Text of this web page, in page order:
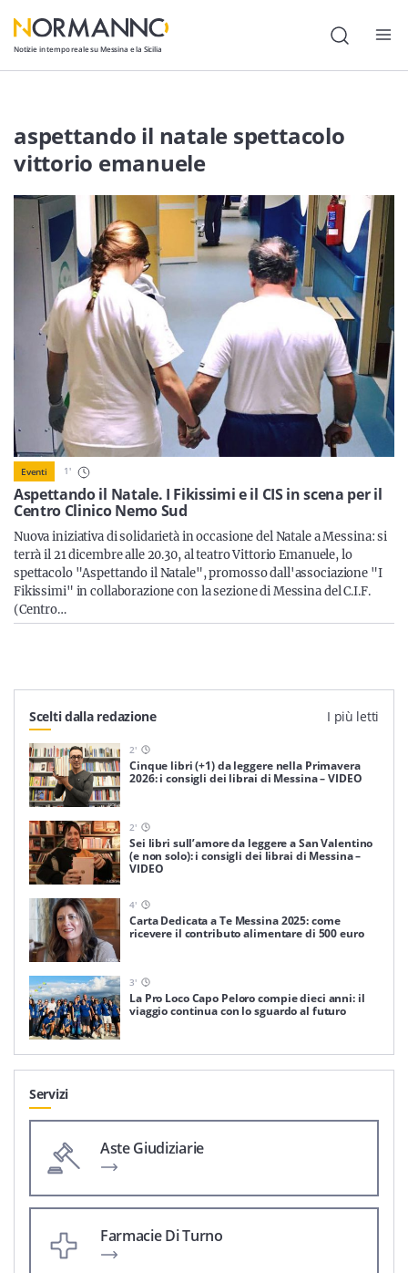
Notizie in tempo reale su Messina e la Sicilia
Attualità
Cronaca
Politica
Cultura
Lavoro
Società
Economia
Sport
Sicilia
Servizi
Resta sempre aggiornato con le ultime news, iscriviti alla
nostra newsletter
aspettando il natale spettacolo
vittorio emanuele
Aspettando il Natale. I Fikissimi e il CIS in scena per il
Centro Clinico Nemo Sud
Eventi 1'
Nuova iniziativa di solidarietà in occasione del Natale a Messina: si
terrà il 21 dicembre alle 20.30, al teatro Vittorio Emanuele, lo
spettacolo "Aspettando il Natale", promosso dall'associazione "I
Fikissimi" in collaborazione con la sezione di Messina del C.I.F.
(Centro…
Scelti dalla redazione I più letti
2'
Cinque libri (+1) da leggere nella Primavera
2026: i consigli dei librai di Messina – VIDEO
2'
Sei libri sull’amore da leggere a San Valentino
(e non solo): i consigli dei librai di Messina –
VIDEO
4'
Carta Dedicata a Te Messina 2025: come
ricevere il contributo alimentare di 500 euro
3'
La Pro Loco Capo Peloro compie dieci anni: il
viaggio continua con lo sguardo al futuro
Servizi
Aste Giudiziarie
Farmacie Di Turno